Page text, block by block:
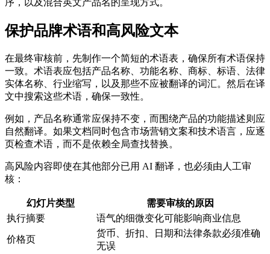
序，以及混合英文产品名的呈现方式。
保护品牌术语和高风险文本
在最终审核前，先制作一个简短的术语表，确保所有术语保持
一致。术语表应包括产品名称、功能名称、商标、标语、法律
实体名称、行业缩写，以及那些不应被翻译的词汇。然后在译
文中搜索这些术语，确保一致性。
例如，产品名称通常应保持不变，而围绕产品的功能描述则应
自然翻译。如果文档同时包含市场营销文案和技术语言，应逐
页检查术语，而不是依赖全局查找替换。
高风险内容即使在其他部分已用 AI 翻译，也必须由人工审
核：
幻灯片类型
需要审核的原因
执行摘要
语气的细微变化可能影响商业信息
价格页
货币、折扣、日期和法律条款必须准确
无误